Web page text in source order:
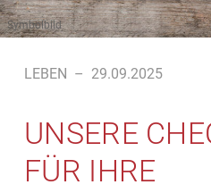
Symbolbild
LEBEN – 29.09.2025
UNSERE
FÜR IHRE